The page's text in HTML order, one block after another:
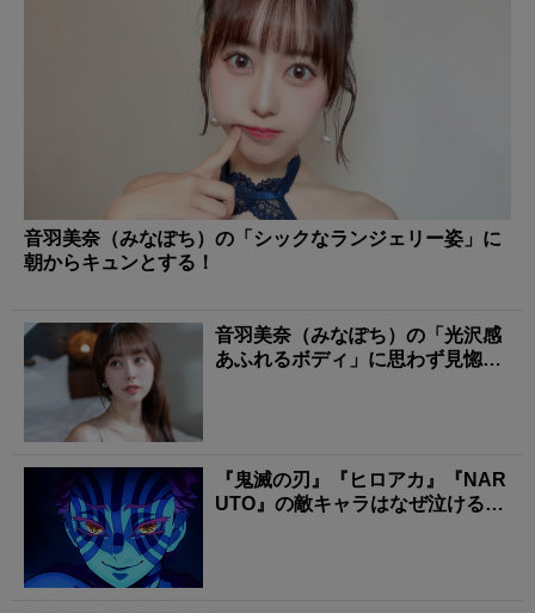
音羽美奈（みなぽち）の「シックなランジェリー姿」に
朝からキュンとする！
音羽美奈（みなぽち）の「光沢感
あふれるボディ」に思わず見惚れ
『鬼滅の刃』『ヒロアカ』『NAR
UTO』の敵キャラはなぜ泣ける？